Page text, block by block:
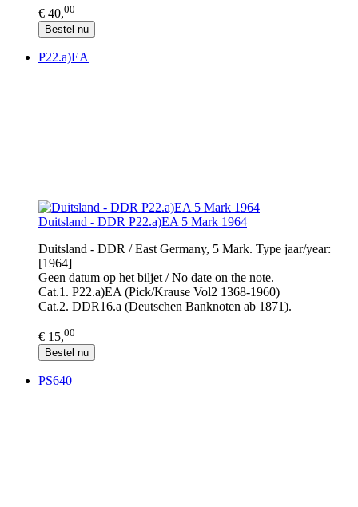
€ 40,00
Bestel nu
P22.a)EA
Duitsland - DDR P22.a)EA 5 Mark 1964
Duitsland - DDR / East Germany, 5 Mark. Type jaar/year:
[1964]
Geen datum op het biljet / No date on the note.
Cat.1. P22.a)EA (Pick/Krause Vol2 1368-1960)
Cat.2. DDR16.a (Deutschen Banknoten ab 1871).
€ 15,00
Bestel nu
PS640